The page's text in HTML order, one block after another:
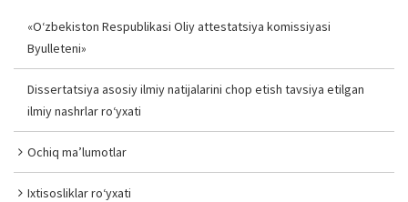
«O‘zbekiston Respublikasi Oliy attestatsiya komissiyasi
Byulleteni»
Dissertatsiya asosiy ilmiy natijalarini chop etish tavsiya etilgan
ilmiy nashrlar ro‘yxati
Ochiq ma’lumotlar
Ixtisosliklar ro‘yxati